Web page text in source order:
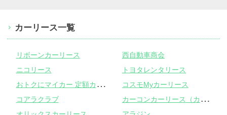
カーリース一覧
リボーンカーリース
西自動車商会
ニコリース
トヨタレンタリース
お
トクにマイカー 定額カルモくん
コスモMyカーリース
コアラクラブ
カ
ーコンカーリース（カーコンビニ倶楽部）